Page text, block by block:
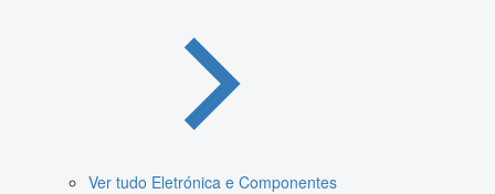
Ver tudo Eletrónica e Componentes